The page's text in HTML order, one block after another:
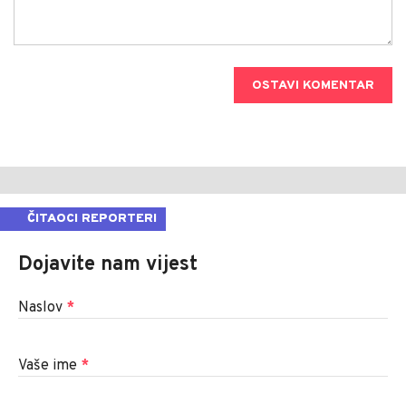
OSTAVI KOMENTAR
ČITAOCI REPORTERI
Dojavite nam vijest
Naslov *
Vaše ime *